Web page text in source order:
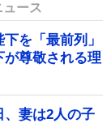
ュース
を「最前列」
尊敬される理
、妻は2人の子